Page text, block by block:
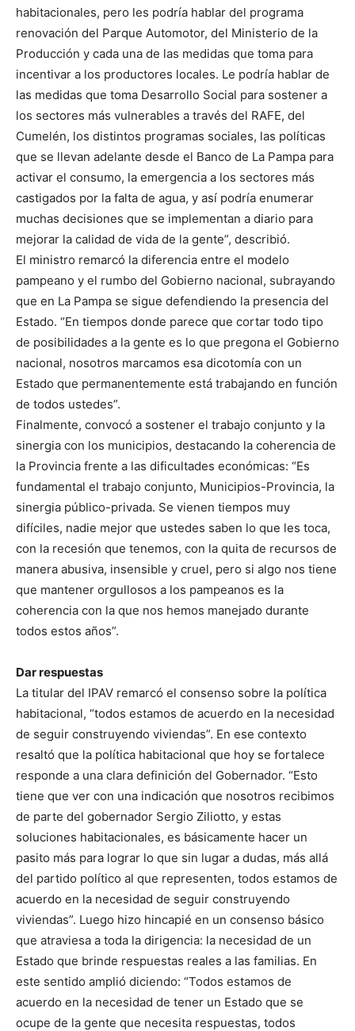
habitacionales, pero les podría hablar del programa
renovación del Parque Automotor, del Ministerio de la
Producción y cada una de las medidas que toma para
incentivar a los productores locales. Le podría hablar de
las medidas que toma Desarrollo Social para sostener a
los sectores más vulnerables a través del RAFE, del
Cumelén, los distintos programas sociales, las políticas
que se llevan adelante desde el Banco de La Pampa para
activar el consumo, la emergencia a los sectores más
castigados por la falta de agua, y así podría enumerar
muchas decisiones que se implementan a diario para
mejorar la calidad de vida de la gente”, describió.
El ministro remarcó la diferencia entre el modelo
pampeano y el rumbo del Gobierno nacional, subrayando
que en La Pampa se sigue defendiendo la presencia del
Estado. “En tiempos donde parece que cortar todo tipo
de posibilidades a la gente es lo que pregona el Gobierno
nacional, nosotros marcamos esa dicotomía con un
Estado que permanentemente está trabajando en función
de todos ustedes”.
Finalmente, convocó a sostener el trabajo conjunto y la
sinergia con los municipios, destacando la coherencia de
la Provincia frente a las dificultades económicas: “Es
fundamental el trabajo conjunto, Municipios-Provincia, la
sinergia público-privada. Se vienen tiempos muy
difíciles, nadie mejor que ustedes saben lo que les toca,
con la recesión que tenemos, con la quita de recursos de
manera abusiva, insensible y cruel, pero si algo nos tiene
que mantener orgullosos a los pampeanos es la
coherencia con la que nos hemos manejado durante
todos estos años”.
Dar respuestas
La titular del IPAV remarcó el consenso sobre la política
habitacional, “todos estamos de acuerdo en la necesidad
de seguir construyendo viviendas”. En ese contexto
resaltó que la política habitacional que hoy se fortalece
responde a una clara definición del Gobernador. “Esto
tiene que ver con una indicación que nosotros recibimos
de parte del gobernador Sergio Ziliotto, y estas
soluciones habitacionales, es básicamente hacer un
pasito más para lograr lo que sin lugar a dudas, más allá
del partido político al que representen, todos estamos de
acuerdo en la necesidad de seguir construyendo
viviendas”. Luego hizo hincapié en un consenso básico
que atraviesa a toda la dirigencia: la necesidad de un
Estado que brinde respuestas reales a las familias. En
este sentido amplió diciendo: “Todos estamos de
acuerdo en la necesidad de tener un Estado que se
ocupe de la gente que necesita respuestas, todos